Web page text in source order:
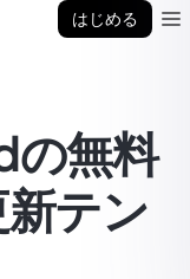
はじめる
無料
テン